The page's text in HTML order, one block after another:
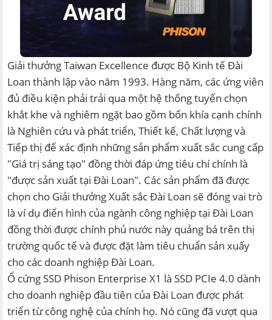
Giải thưởng Taiwan Excellence được Bộ Kinh tế Đài
Loan thành lập vào năm 1993. Hàng năm, các ứng viên
đủ điều kiện phải trải qua một hệ thống tuyển chọn
khắt khe và nghiêm ngặt bao gồm bốn khía cạnh chính
là Nghiên cứu và phát triển, Thiết kế, Chất lượng và
Tiếp thị để xác định những sản phẩm xuất sắc cung cấp
"Giá trị sáng tạo" đồng thời đáp ứng tiêu chí chính là
"được sản xuất tại Đài Loan". Các sản phẩm đã được
chọn cho Giải thưởng Xuất sắc Đài Loan sẽ đóng vai trò
là ví dụ điển hình của ngành công nghiệp tại Đài Loan
đồng thời được chính phủ nước này quảng bá trên thị
trường quốc tế và được đặt làm tiêu chuẩn sản xuấy
cho các doanh nghiệp Đài Loan.
Ổ cứng SSD Phison Enterprise X1 là SSD PCIe 4.0 dành
cho doanh nghiệp đầu tiên của Đài Loan được phát
triển từ công nghệ của chính họ. Nó cũng đã vượt qua